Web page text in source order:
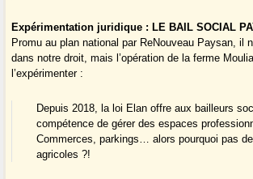
Expérimentation juridique : LE BAIL SOCIAL
Promu au plan national par ReNouveau Paysan, il
dans notre droit, mais l’opération de la ferme
l’expérimenter :
Depuis 2018, la loi Elan offre aux bailleurs
compétence de gérer des espaces
Commerces, parkings… alors pourquoi pas
agricoles ?!